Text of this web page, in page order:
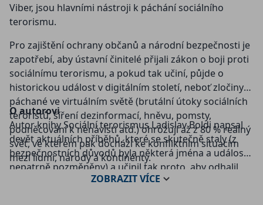
Viber, jsou hlavními nástroji k páchání sociálního
terorismu.
Pro zajištění ochrany občanů a národní bezpečnosti je
zapotřebí, aby ústavní činitelé přijali zákon o boji proti
sociálnímu terorismu, a pokud tak učiní, půjde o
historickou událost v digitálním století, neboť zločiny
páchané ve virtuálním světě (brutální útoky sociálních
teroristů, šíření dezinformací, hněvu, pomsty,
podněcování k nenávisti atd.) ohrožují až z 80 % reálný
svět, ve kterém pak dochází ke konfliktním situacím
mezi lidmi, národy a kontinenty.
O autorovi
Autor knihy Sociální terorismus Ladislav Boldi napsal
devět aktuálních příběhů, které se skutečně staly (z
bezpečnostních důvodů byla některá jména a události
nepatrně pozměněny) a učinil tak proto, aby odhalil
krutou pravdu o nás samých, kdo z nás je sociální
ZOBRAZITVÍCE